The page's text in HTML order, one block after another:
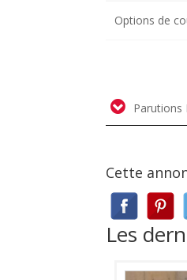
Options de
Parutions
Cette
Les